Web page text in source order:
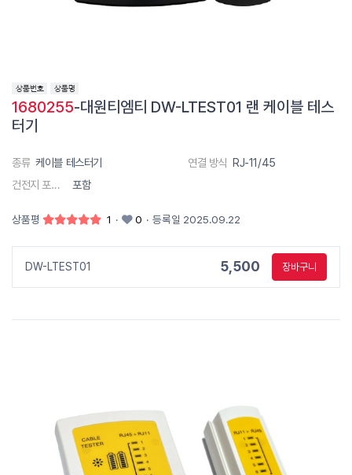
1680255-대원티엠티 DW-LTEST01 랜 케이블 테스
터기
종류 케이블 테스터기 연결 방식 RJ-11/45
건전지 포함 유무
포함
상품평 1 · 0 · 등록일 2025.09.22
DW-LTEST01 5,500 장바구니